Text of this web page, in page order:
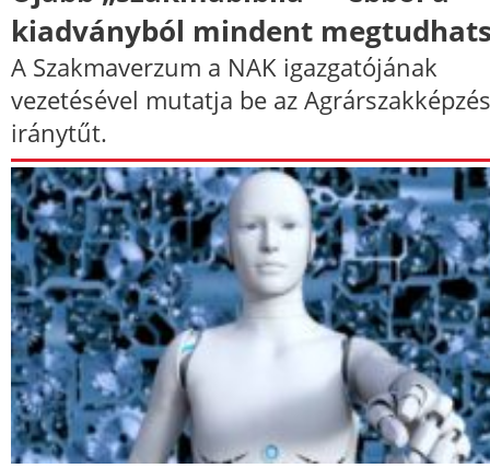
kiadványból mindent
A Szakmaverzum a NAK igazgatójának
vezetésével mutatja be az
iránytűt.